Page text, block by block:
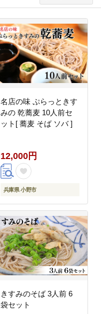
名店の味 ぷらっときす
みの 乾蕎麦 10人前セ
ット[ 蕎麦 そば ソバ ]
12,000円
兵庫県 小野市
きすみのそば 3人前 6
袋セット